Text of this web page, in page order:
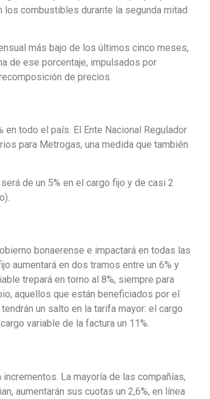
combustibles durante la segunda mitad
más bajo de los últimos cinco meses,
de ese porcentaje, impulsados por
de precios.
en todo el país. E l Ente Nacional Regulador
para Metrogas, una medida que también
de un 5% en el cargo fijo y de casi 2
bonaerense e impactará en todas las
aumentará en dos tramos entre un 6% y
trepará en torno al 8%, siempre para
aquellos que están beneficiados por el
un salto en la tarifa mayor: el cargo
variable de la factura un 11%.
La mayoría de las compañías,
aumentarán sus cuotas un 2,6%, en línea